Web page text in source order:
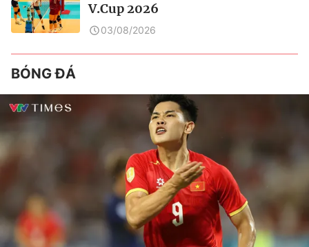
V.Cup 2026
03/08/2026
BÓNG ĐÁ